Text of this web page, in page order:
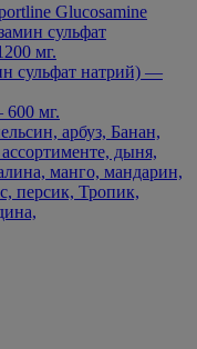
Glucosamine
сульфат
мг.
сульфат натрий) —
мг.
арбуз, Банан,
дыня,
манго, мандарин,
персик, Тропик,